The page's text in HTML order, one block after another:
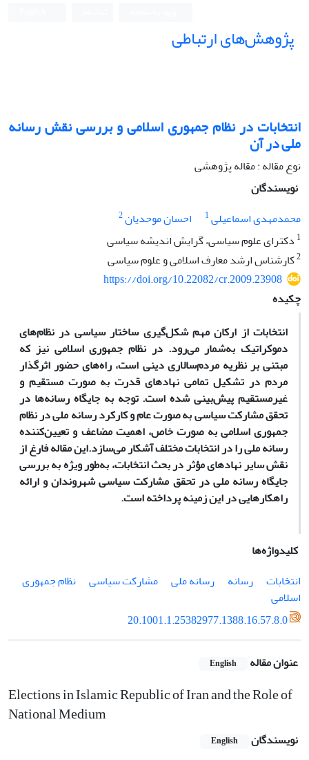
پژوهش‌های ارتباطی
انتخابات در نظام جمهوری اسلامی و بررسی نقش رسانه
ملی در آن
نوع مقاله : مقاله پژوهشی
نویسندگان
محمدمهدی اسماعیلی1 احسان موحدیان2
1 دکترای علوم سیاسی، گرایش اندیشه سیاسی
2کارشناس ارشد معارف اسلامی و علوم سیاسی
https://doi.org/10.22082/cr.2009.23908
چکیده
انتخابات از ارکان مهم شکل‌گیری ساختار سیاسی در ‌نظام‌های
دموکراتیک به‌شمار می‌رود. در نظام جمهوری اسلامی نیز که
مبتنی بر نظریه مردم‌سالاری دینی است، راه‌های حضور اثرگذار
مردم در تشکیل تمامی نهادهای قدرت به ‌صورت مستقیم و
غیرمستقیم پیش‌بینی شده است. توجه به جایگاه رسانه‌ها در
تحقق مشارکت سیاسی به‌ صورت عام و کارکرد رسانه ملی در نظام
جمهوری اسلامی به ‌صورت خاص، اهمیت مضاعف و تعیین‌کننده‌
رسانه ملی را در انتخابات مختلف آشکار می‌سازد.این مقاله فارغ از
نقش سایر نهادهای مؤثر در بحث انتخابات، به‌طور ویژه به بررسی
جایگاه رسانه ملی در تحقق مشارکت سیاسی شهروندان و ارائه
راهکارهایی در این زمینه پرداخته است.
کلیدواژه‌ها
انتخابات
رسانه رسانه ملی مشارکت سیاسی
نظام جمهوری
اسلامی
20.1001.1.25382977.1388.16.57.8.0
عنوان مقاله English
Elections in Islamic Republic of Iran and the Role of
National Medium
نویسندگان English